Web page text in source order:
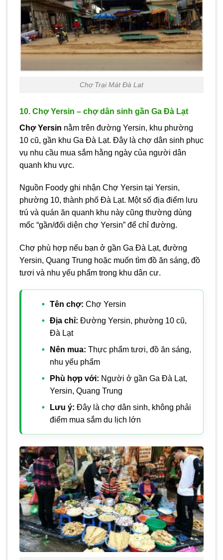
Chợ Trại Mát Đà Lạt
10. Chợ Yersin – chợ dân sinh gần Ga Đà Lạt
Chợ Yersin nằm trên đường Yersin, khu phường
10 cũ, gần khu Ga Đà Lạt. Đây là chợ dân sinh phục
vụ nhu cầu mua sắm hằng ngày của người dân
quanh khu vực.
Nguồn Foody ghi nhận Chợ Yersin tại Yersin,
phường 10, thành phố Đà Lạt. Một số địa điểm lưu
trú và quán ăn quanh khu này cũng thường dùng
mốc “gần/đối diện chợ Yersin” để chỉ đường.
Chợ phù hợp nếu bạn ở gần Ga Đà Lạt, đường
Yersin, Quang Trung hoặc muốn tìm đồ ăn sáng, đồ
tươi và nhu yếu phẩm trong khu dân cư.
Tên chợ: Chợ Yersin
Địa chỉ: Đường Yersin, phường 10 cũ,
Đà Lạt
Nên mua: Thực phẩm tươi, đồ ăn sáng,
nhu yếu phẩm
Phù hợp với: Người ở gần Ga Đà Lạt,
Yersin, Quang Trung
Lưu ý: Đây là chợ dân sinh, không phải
điểm mua sắm du lịch lớn